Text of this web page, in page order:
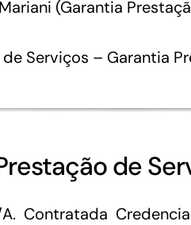
(Garantia
Serviços – Garantia
de
Contratada